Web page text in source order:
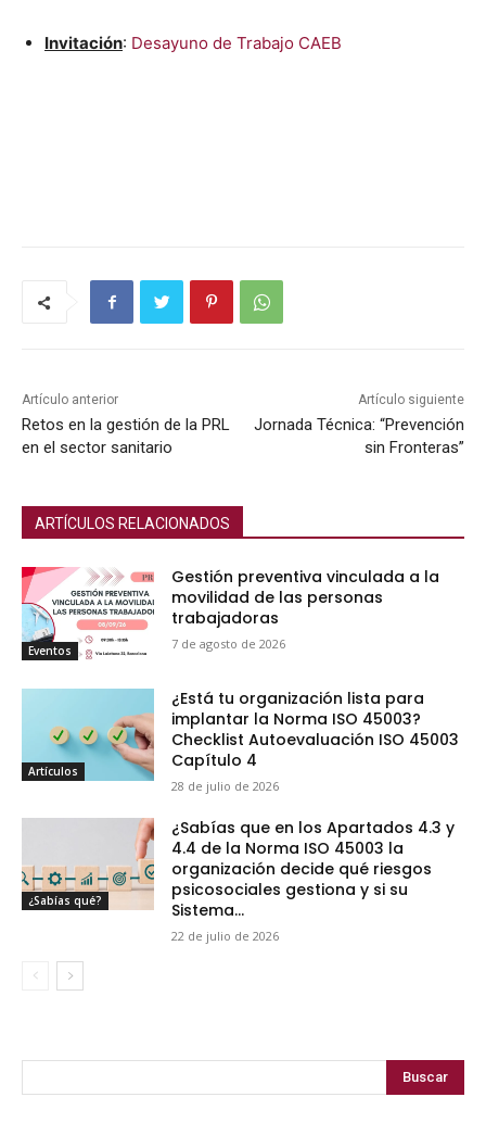
Invitación: Desayuno de Tra­ba­jo CAEB
Artículo anterior
Retos en la gestión de la PRL
en el sector sanitario
Artículo siguiente
Jornada Técnica: “Prevención
sin Fronteras”
ARTÍCULOS RELACIONADOS
Eventos
Gestión preventiva vinculada a la
movilidad de las personas
trabajadoras
7 de agosto de 2026
Artículos
¿Está tu organización lista para
implantar la Norma ISO 45003?
Checklist Autoevaluación ISO 45003
Capítulo 4
28 de julio de 2026
¿Sabías qué?
¿Sabías que en los Apartados 4.3 y
4.4 de la Norma ISO 45003 la
organización decide qué riesgos
psicosociales gestiona y si su
Sistema...
22 de julio de 2026
Buscar